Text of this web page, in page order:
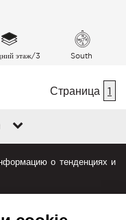
этаж/3 South
Страница 1
о тенденциях и